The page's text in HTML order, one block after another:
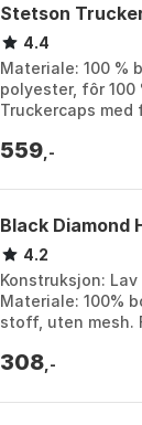
Stetson
4.4
Materiale: 100 %
polyester, fôr 100
Truckercaps med
god
559 ,-
Black Diamond
4.2
Konstruksjon:
Materiale: 100%
stoff, uten mesh.
Farge: Black / wh...
308 ,-